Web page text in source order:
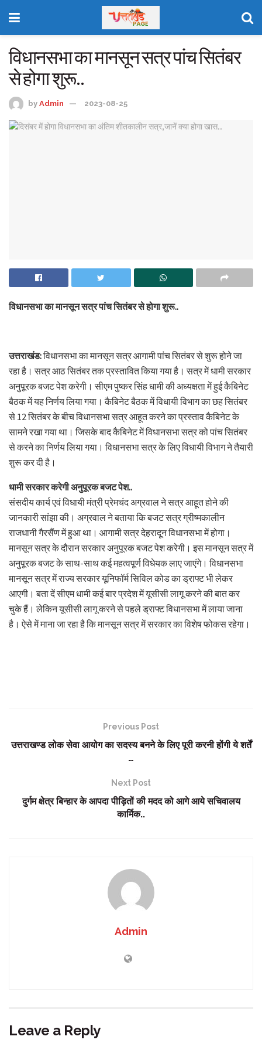
विधानसभा का मानसून सत्र पांच सितंबर
से होगा शुरू..
by Admin 2023-08-25
विधानसभा का मानसून सत्र पांच सितंबर से होगा शुरू..
उत्तराखंड:विधानसभा का मानसून सत्र आगामी पांच सितंबर से शुरू होने जा
रहा है। सत्र आठ सितंबर तक प्रस्तावित किया गया है। सत्र में धामी सरकार
अनुपूरक बजट पेश करेगी। सीएम पुष्कर सिंह धामी की अध्यक्षता में हुई कैबिनेट
बैठक में यह निर्णय लिया गया। कैबिनेट बैठक में विधायी विभाग का छह सितंबर
से 12 सितंबर के बीच विधानसभा सत्र आहूत करने का प्रस्ताव कैबिनेट के
सामने रखा गया था। जिसके बाद कैबिनेट में विधानसभा सत्र को पांच सितंबर
से करने का निर्णय लिया गया। विधानसभा सत्र के लिए विधायी विभाग ने तैयारी
शुरू कर दी है।
धामी सरकार करेगी अनुपूरक बजट पेश..
संसदीय कार्य एवं विधायी मंत्री प्रेमचंद अग्रवाल ने सत्र आहूत होने की
जानकारी सांझा की। अग्रवाल ने बताया कि बजट सत्र ग्रीष्मकालीन
राजधानी गैरसैंण में हुआ था। आगामी सत्र देहरादून विधानसभा में होगा।
मानसून सत्र के दौरान सरकार अनुपूरक बजट पेश करेगी। इस मानसून सत्र में
अनुपूरक बजट के साथ-साथ कई महत्वपूर्ण विधेयक लाए जाएंगे। विधानसभा
मानसून सत्र में राज्य सरकार यूनिफॉर्म सिविल कोड का ड्राफ्ट भी लेकर
आएगी। बता दें सीएम धामी कई बार प्रदेश में यूसीसी लागू करने की बात कर
चुके हैं। लेकिन यूसीसी लागू करने से पहले ड्राफ्ट विधानसभा में लाया जाना
है। ऐसे में माना जा रहा है कि मानसून सत्र में सरकार का विशेष फोकस रहेगा।
Previous Post
उत्तराखण्ड लोक सेवा आयोग का सदस्य बनने के लिए पूरी करनी होंगी ये शर्तें
…
Next Post
दुर्गम क्षेत्र बिन्हार के आपदा पीड़ितों की मदद को आगे आये सचिवालय
कार्मिक..
Admin
Leave a Reply